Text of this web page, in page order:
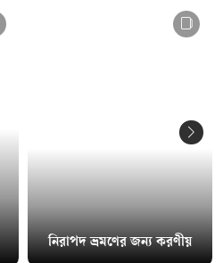
নিরাপদ ভ্রমণের জন্য করণীয়